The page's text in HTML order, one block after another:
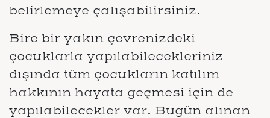
belirlemeye çalışabilirsiniz.
Bire bir yakın çevrenizdeki
çocuklarla yapılabilecekleriniz
dışında tüm çocukların katılım
hakkının hayata geçmesi için de
yapılabilecekler var. Bugün alınan